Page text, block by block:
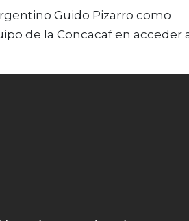
Guido Pizarro como
de la Concacaf en acceder